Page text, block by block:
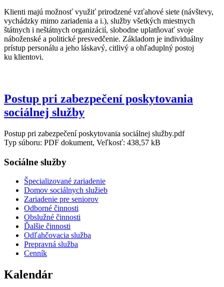
Klienti majú možnosť využiť prirodzené vzťahové siete (návštevy,
vychádzky mimo zariadenia a i.), služby všetkých miestnych
štátnych i neštátnych organizácií, slobodne uplatňovať svoje
náboženské a politické presvedčenie. Základom je individuálny
prístup personálu a jeho láskavý, citlivý a ohľaduplný postoj
ku klientovi.
Postup pri zabezpečení poskytovania
sociálnej služby
Postup pri zabezpečení poskytovania sociálnej služby.pdf
Typ súboru: PDF dokument, Veľkosť: 438,57 kB
Sociálne služby
Špecializované zariadenie
Domov sociálnych služieb
Zariadenie pre seniorov
Odborné činnosti
Obslužné činnosti
Ďalšie činnosti
Odľahčovacia služba
Prepravná služba
Cenník
Kalendár